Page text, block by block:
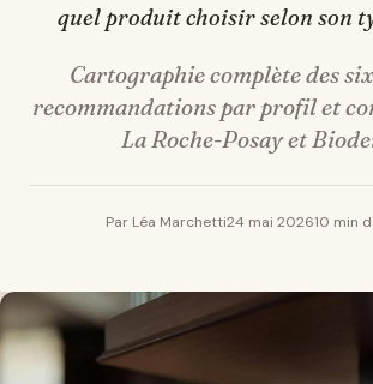
quel produit choisir selon son
Cartographie complète des
recommandations par profil et
La Roche-Posay et
Par Léa Marchetti24 mai 202610 min